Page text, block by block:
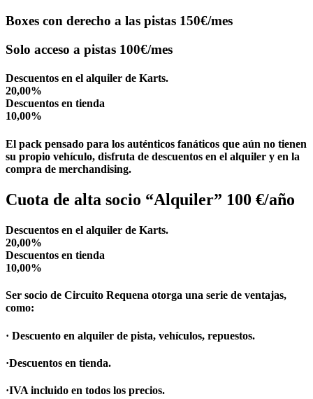
Boxes con derecho a las pistas 150€/mes
Solo acceso a pistas 100€/mes
Descuentos en el alquiler de Karts.
20,00%
Descuentos en tienda
10,00%
El pack pensado para los auténticos fanáticos que aún no tienen
su propio vehículo, disfruta de descuentos en el alquiler y en la
compra de merchandising.
Cuota de alta socio “Alquiler” 100 €/año
Descuentos en el alquiler de Karts.
20,00%
Descuentos en tienda
10,00%
Ser socio de Circuito Requena otorga una serie de ventajas,
como:
· Descuento en alquiler de pista, vehículos, repuestos.
·Descuentos en tienda.
·IVA incluido en todos los precios.